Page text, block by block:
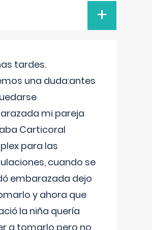
+
tardes.
una duda:antes
mi pareja
Carticoral
para las
cuando se
embarazada dejo
y ahora que
la niña quería
a tomarlo pero no